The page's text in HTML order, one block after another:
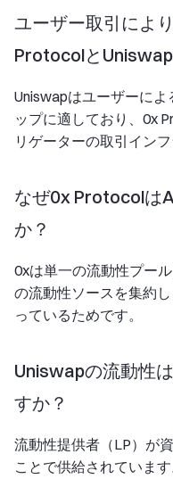
ユーザー取引によ
Protocolと
Uniswapはユーザーに
ップに適しており、0x
リゲーターの取引イン
なぜ0x Protocolは
か？
0xは単一の流動性プー
の流動性ソースを集約
っているためです。
Uniswapの流動性
すか？
流動性提供者（LP）が
ことで供給されています